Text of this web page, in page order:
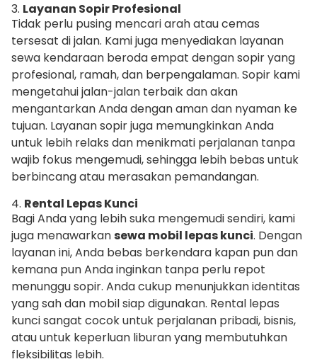
3. Layanan Sopir Profesional
Tidak perlu pusing mencari arah atau cemas
tersesat di jalan. Kami juga menyediakan layanan
sewa kendaraan beroda empat dengan sopir yang
profesional, ramah, dan berpengalaman. Sopir kami
mengetahui jalan-jalan terbaik dan akan
mengantarkan Anda dengan aman dan nyaman ke
tujuan. Layanan sopir juga memungkinkan Anda
untuk lebih relaks dan menikmati perjalanan tanpa
wajib fokus mengemudi, sehingga lebih bebas untuk
berbincang atau merasakan pemandangan.
4. Rental Lepas Kunci
Bagi Anda yang lebih suka mengemudi sendiri, kami
juga menawarkansewa mobil lepas kunci. Dengan
layanan ini, Anda bebas berkendara kapan pun dan
kemana pun Anda inginkan tanpa perlu repot
menunggu sopir. Anda cukup menunjukkan identitas
yang sah dan mobil siap digunakan. Rental lepas
kunci sangat cocok untuk perjalanan pribadi, bisnis,
atau untuk keperluan liburan yang membutuhkan
fleksibilitas lebih.